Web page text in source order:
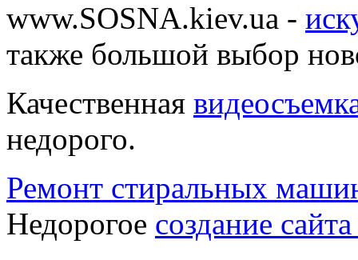
www.SOSNA.kiev.ua -
также большой выбор
Качественная
недорого.
Ремонт стиральных
Недорогое создание